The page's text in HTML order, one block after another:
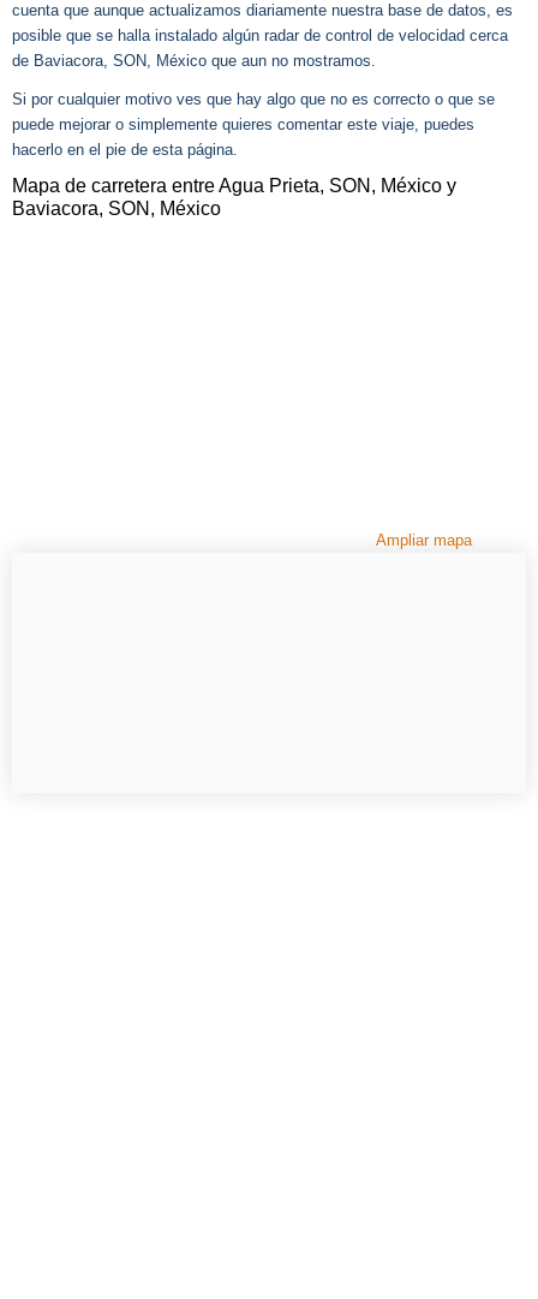
cuenta que aunque actualizamos diariamente nuestra base de datos, es
posible que se halla instalado algún radar de control de velocidad cerca
de Baviacora, SON, México que aun no mostramos.
Si por cualquier motivo ves que hay algo que no es correcto o que se
puede mejorar o simplemente quieres comentar este viaje, puedes
hacerlo en el pie de esta página.
Mapa de carretera entre Agua Prieta, SON, México y
Baviacora, SON, México
Ampliar mapa